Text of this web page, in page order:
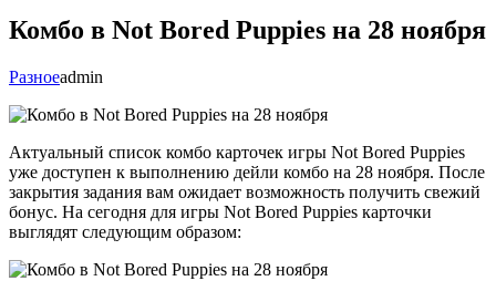
Комбо в Not Bored Puppies на 28 ноября
Разноеadmin
Актуальный список комбо карточек игры Not Bored Puppies
уже доступен к выполнению дейли комбо на 28 ноября. После
закрытия задания вам ожидает возможность получить свежий
бонус. На сегодня для игры Not Bored Puppies карточки
выглядят следующим образом: